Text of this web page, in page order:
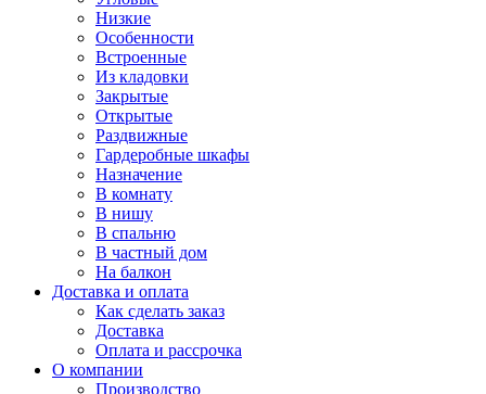
Низкие
Особенности
Встроенные
Из кладовки
Закрытые
Открытые
Раздвижные
Гардеробные шкафы
Назначение
В комнату
В нишу
В спальню
В частный дом
На балкон
Доставка и оплата
Как сделать заказ
Доставка
Оплата и рассрочка
О компании
Производство